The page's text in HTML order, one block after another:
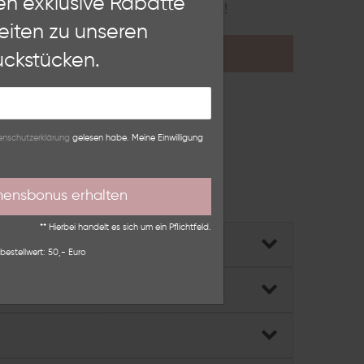
Erfahre hier mehr über uns!
dasKontaktformular.
Einstellungen
zu unseren
gelesen habe. Meine Einwilligung
erhalten
** Hierbei handelt es sich um ein Pflichtfeld.
50,- Euro